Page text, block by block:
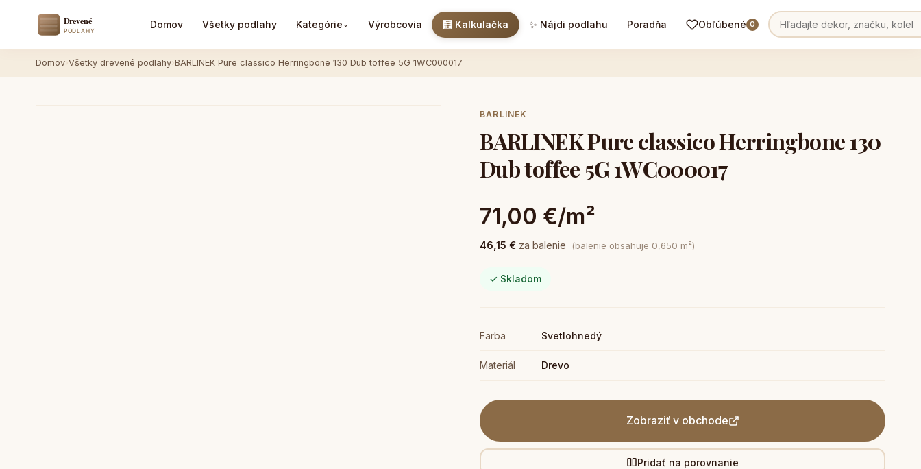
Domov Všetky podlahy Kategórie ⌄ Výrobcovia 🧮 Kalkulačka ✨ Nájdi podlahu Poradňa Obľúbené 0
Domov Všetky drevené podlahy BARLINEK Pure classico Herringbone 130 Dub toffee 5G 1WC000017
BARLINEK
BARLINEK Pure classico Herringbone 130
Dub toffee 5G 1WC000017
71,00 €/m²
46,15 € za balenie (balenie obsahuje 0,650 m²)
✓ Skladom
Farba Svetlohnedý
Materiál Drevo
Zobraziť v obchode
Pridať na porovnanie